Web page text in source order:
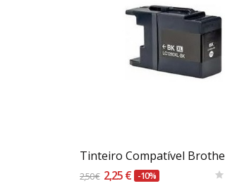
2,50 € 2,25 € -10%